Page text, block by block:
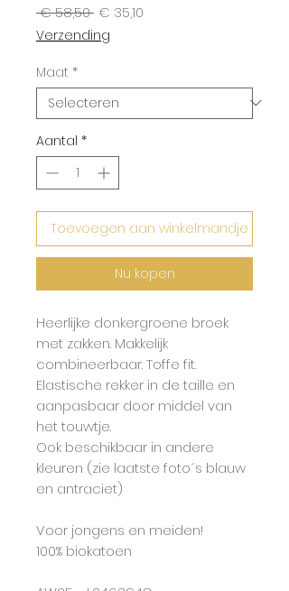
€ 58,50 Normale
€ 35,10
Verzending
Maat *
Aantal *
Toevoegen aan winkelmandje
Nu kopen
Heerlijke donkergroene broek
met zakken. Makkelijk
combineerbaar. Toffe fit.
Elastische rekker in de taille en
aanpasbaar door middel van
het touwtje.
Ook beschikbaar in andere
kleuren (zie laatste foto´s blauw
en antraciet)
Voor jongens en meiden!
100% biokatoen